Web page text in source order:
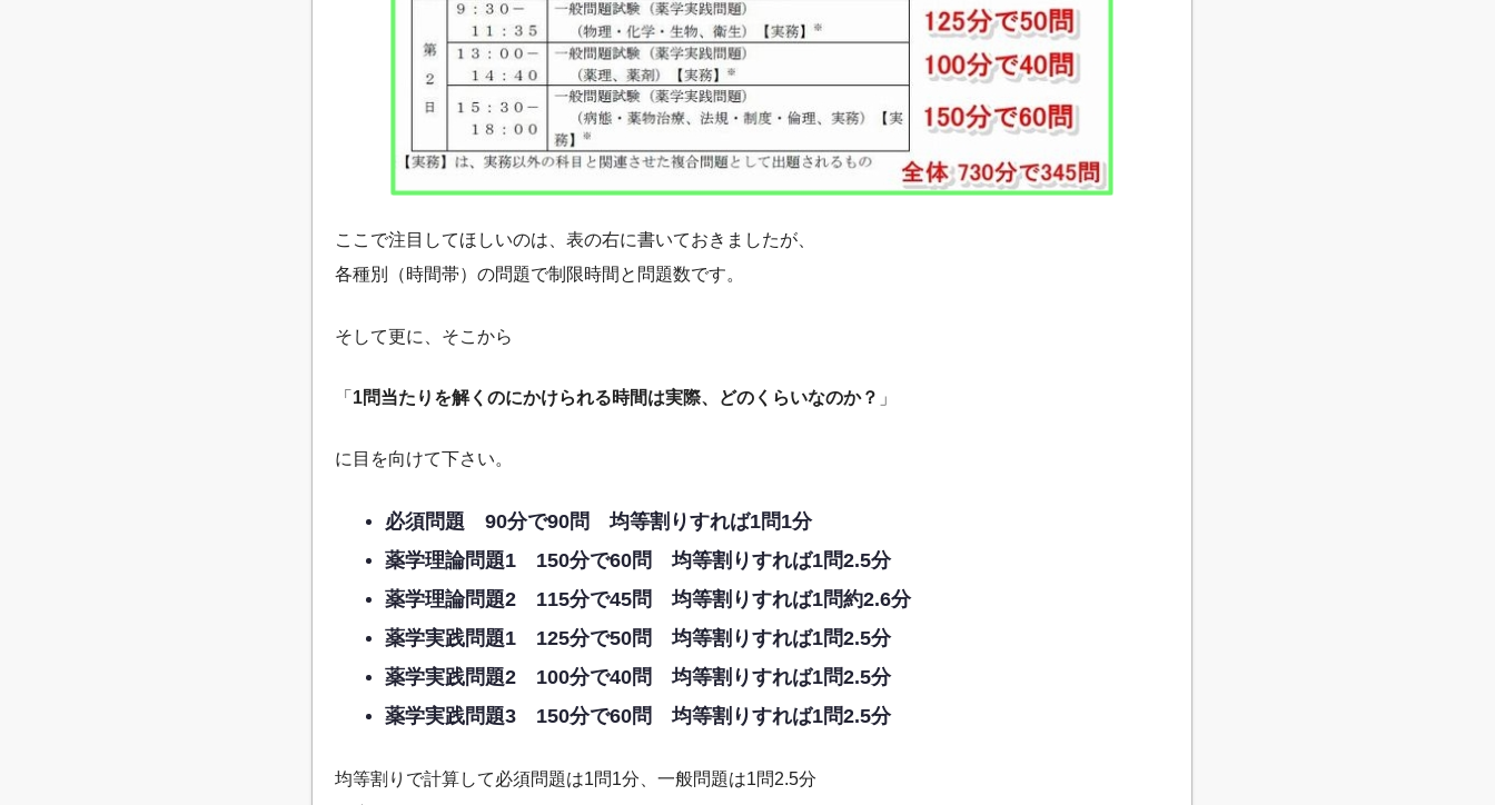
ここで注目してほしいのは、表の右に書いておきましたが、
各種別（時間帯）の問題で制限時間と問題数です。
そして更に、そこから
「1問当たりを解くのにかけられる時間は実際、どのくらいなのか？ 」
に目を向けて下さい。
必須問題 90分で90問 均等割りすれば1問1分
薬学理論問題1 150分で60問 均等割りすれば1問2.5分
薬学理論問題2 115分で45問 均等割りすれば1問約2.6分
薬学実践問題1 125分で50問 均等割りすれば1問2.5分
薬学実践問題2 100分で40問 均等割りすれば1問2.5分
薬学実践問題3 150分で60問 均等割りすれば1問2.5分
均等割りで計算して必須問題は1問1分、一般問題は1問2.5分